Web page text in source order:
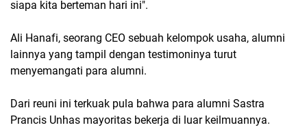
siapa kita berteman hari ini".
Ali Hanafi, seorang CEO sebuah kelompok usaha, alumni
lainnya yang tampil dengan testimoninya turut
menyemangati para alumni.
Dari reuni ini terkuak pula bahwa para alumni Sastra
Prancis Unhas mayoritas bekerja di luar keilmuannya.